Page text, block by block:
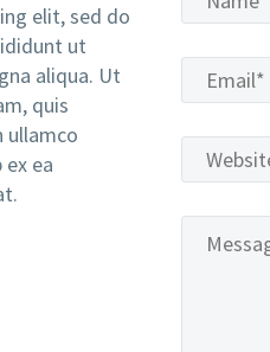
elit, sed do
ut
aliqua. Ut
quis
ullamco
ea